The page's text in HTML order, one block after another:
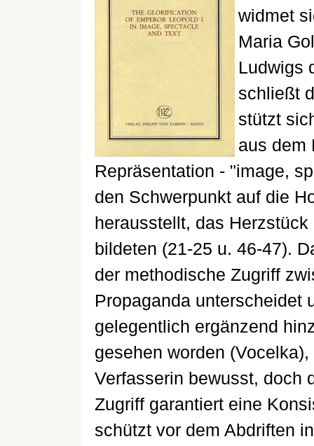
widmet
Maria
Ludwigs
schließt
stützt
aus dem
Repräsentation - "image,
den Schwerpunkt auf die
herausstellt, das
bildeten (21-25 u. 46-47).
der methodische Zugriff
Propaganda unterscheidet
gelegentlich ergänzend
gesehen worden
Verfasserin bewusst, doch
Zugriff garantiert eine
schützt vor dem Abdriften